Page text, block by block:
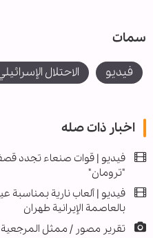
سمات
فیدیو الاحتلال
اخبار ذات صله
فيديو | قوات صنعاء تجدد
"ترومان"
فيديو | ألعاب نارية
بالعاصمة الإيرانية طهران
تقرير مصور / ممثل المرجعية